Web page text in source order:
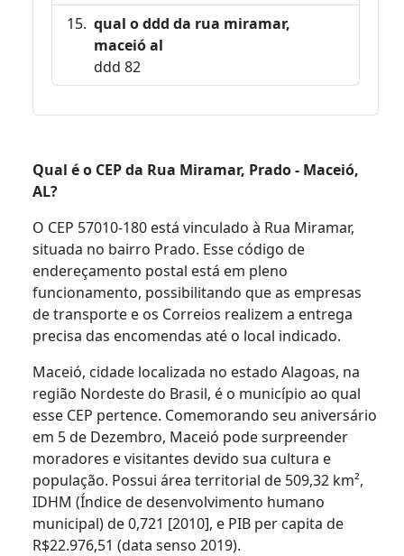
qual o ddd da rua miramar,
maceió al
ddd 82
Qual é o CEP da Rua Miramar, Prado - Maceió,
AL?
O CEP 57010-180 está vinculado à Rua Miramar,
situada no bairro Prado. Esse código de
endereçamento postal está em pleno
funcionamento, possibilitando que as empresas
de transporte e os Correios realizem a entrega
precisa das encomendas até o local indicado.
Maceió, cidade localizada no estado Alagoas, na
região Nordeste do Brasil, é o município ao qual
esse CEP pertence. Comemorando seu aniversário
em 5 de Dezembro, Maceió pode surpreender
moradores e visitantes devido sua cultura e
população. Possui área territorial de 509,32 km²,
IDHM (Índice de desenvolvimento humano
municipal) de 0,721 [2010], e PIB per capita de
R$22.976,51 (data senso 2019).